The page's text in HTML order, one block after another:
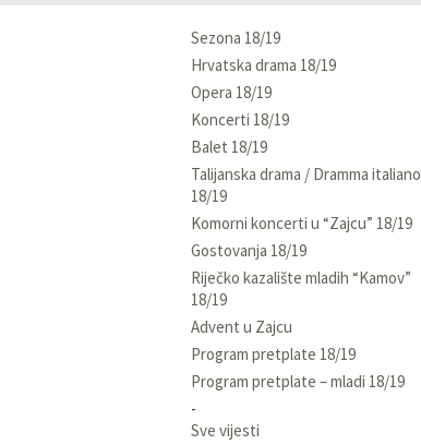
Sezona 18/19
Hrvatska drama 18/19
Opera 18/19
Koncerti 18/19
Balet 18/19
Talijanska drama / Dramma italiano
18/19
Komorni koncerti u “Zajcu” 18/19
Gostovanja 18/19
Riječko kazalište mladih “Kamov”
18/19
Advent u Zajcu
Program pretplate 18/19
Program pretplate – mladi 18/19
Sve vijesti